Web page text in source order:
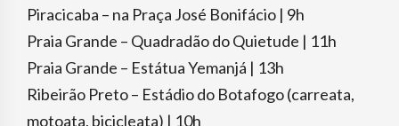
Piracicaba – na Praça José Bonifácio | 9h
Praia Grande – Quadradão do Quietude | 11h
Praia Grande – Estátua Yemanjá | 13h
Ribeirão Preto – Estádio do Botafogo (carreata,
motoata, bicicleata) | 10h